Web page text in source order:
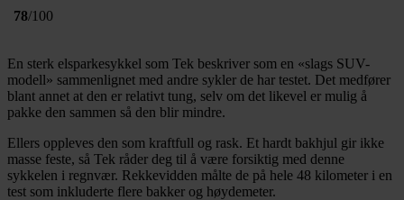
78/100
En sterk elsparkesykkel som Tek beskriver som en «slags SUV-
modell» sammenlignet med andre sykler de har testet. Det medfører
blant annet at den er relativt tung, selv om det likevel er mulig å
pakke den sammen så den blir mindre.
Ellers oppleves den som kraftfull og rask. Et hardt bakhjul gir ikke
masse feste, så Tek råder deg til å være forsiktig med denne
sykkelen i regnvær. Rekkevidden målte de på hele 48 kilometer i en
test som inkluderte flere bakker og høydemeter.